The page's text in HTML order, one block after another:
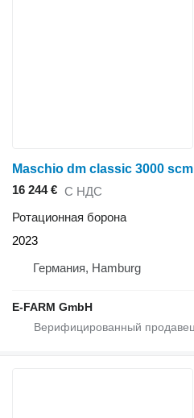
Maschio dm classic 3000 scm
16 244 € С НДС
Ротационная борона
2023
Германия, Hamburg
E-FARM GmbH